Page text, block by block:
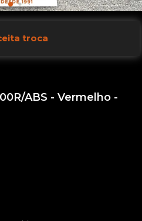
troca
ABS - Vermelho -